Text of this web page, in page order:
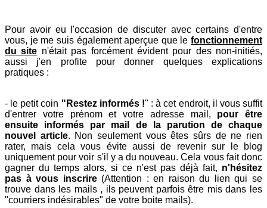
Pour avoir eu l'occasion de discuter avec certains d'entre
vous, je me suis également aperçue que le fonctionnement
du site n'était pas forcément évident pour des non-initiés,
aussi j'en profite pour donner quelques explications
pratiques :
- le petit coin "Restez informés !" : à cet endroit, il vous suffit
d'entrer votre prénom et votre adresse mail, pour être
ensuite informés par mail de la parution de chaque
nouvel article. Non seulement vous êtes sûrs de ne rien
rater, mais cela vous évite aussi de revenir sur le blog
uniquement pour voir s'il y a du nouveau. Cela vous fait donc
gagner du temps alors, si ce n'est pas déjà fait, n'hésitez
pas à vous inscrire (Attention : en raison du lien qui se
trouve dans les mails , ils peuvent parfois être mis dans les
"courriers indésirables" de votre boite mails).